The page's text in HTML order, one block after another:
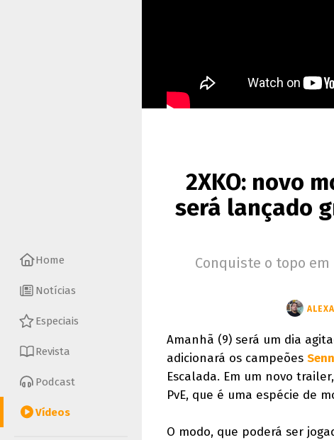
Home
Notícias
Especiais
Revista
Podcast
Vídeos
2XKO: novo
será lançado
Conquiste o topo
Amanhã (9) será um dia
adicionará os campeões
Escalada. Em um novo
PvE, que é uma espécie de
O modo, que poderá ser